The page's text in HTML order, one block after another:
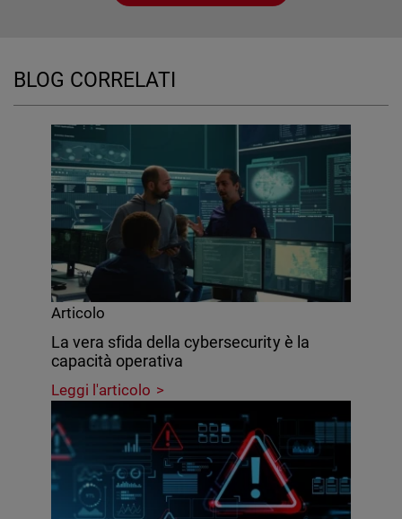
BLOG CORRELATI
Articolo
La vera sfida della cybersecurity è la
capacità operativa
Leggi l'articolo